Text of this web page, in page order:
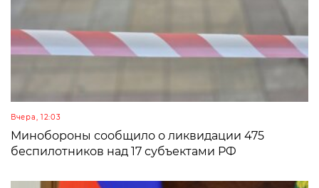
Вчера, 12:03
Минобороны сообщило о ликвидации 475
беспилотников над 17 субъектами РФ